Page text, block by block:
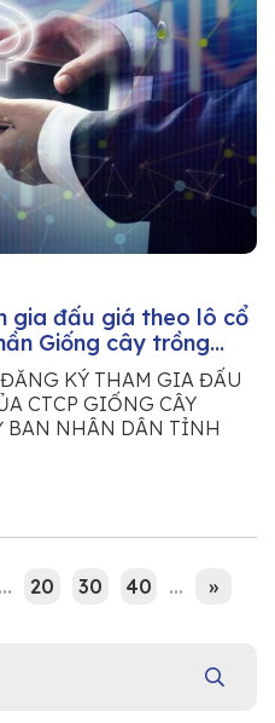
gia đấu giá theo lô cổ
Giống cây trồng
dân tỉnh Hưng Yên sở
KÝ THAM GIA ĐẤU
CTCP GIỐNG CÂY
BAN NHÂN DÂN TỈNH
... 20 30 40 ... »